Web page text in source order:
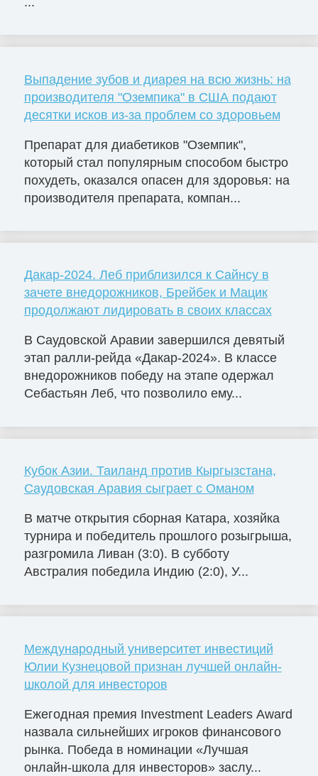
Выпадение зубов и диарея на всю жизнь: на
производителя "Оземпика" в США подают
десятки исков из-за проблем со здоровьем
Препарат для диабетиков "Оземпик",
который стал популярным способом быстро
похудеть, оказался опасен для здоровья: на
производителя препарата, компан...
Дакар-2024. Леб приблизился к Сайнсу в
зачете внедорожников, Брейбек и Мацик
продолжают лидировать в своих классах
В Саудовской Аравии завершился девятый
этап ралли-рейда «Дакар-2024». В классе
внедорожников победу на этапе одержал
Себастьян Леб, что позволило ему...
Кубок Азии. Таиланд против Кыргызстана,
Саудовская Аравия сыграет с Оманом
В матче открытия сборная Катара, хозяйка
турнира и победитель прошлого розыгрыша,
разгромила Ливан (3:0). В субботу
Австралия победила Индию (2:0), У...
Международный университет инвестиций
Юлии Кузнецовой признан лучшей онлайн-
школой для инвесторов
Ежегодная премия Investment Leaders Award
назвала сильнейших игроков финансового
рынка. Победа в номинации «Лучшая
онлайн-школа для инвесторов» заслу...